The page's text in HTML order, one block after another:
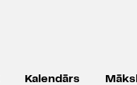
Kalendārs